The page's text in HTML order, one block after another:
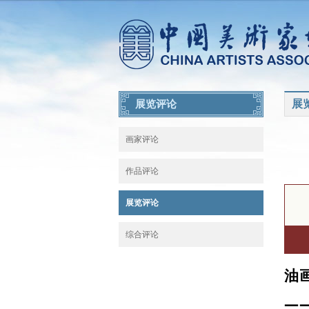
展览评论
画家评论
作品评论
展览评论
综合评论
展
油